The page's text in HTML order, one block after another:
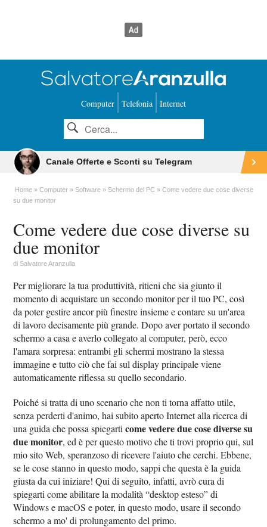
Computer Telefonia Internet
Canale Offerte e Sconti su Telegram
Home Computer Software Schermo del PC
Come vedere due cose diverse
su due monitor
Come vedere due cose diverse su
due monitor
diSalvatore Aranzulla
Per migliorare la tua produttività, ritieni che sia giunto il
momento di acquistare un secondo monitor per il tuo PC, così
da poter gestire ancor più finestre insieme e contare su un'area
di lavoro decisamente più grande. Dopo aver portato il secondo
schermo a casa e averlo collegato al computer, però, ecco
l'amara sorpresa: entrambi gli schermi mostrano la stessa
immagine e tutto ciò che fai sul display principale viene
automaticamente riflessa su quello secondario.
Poiché si tratta di uno scenario che non ti torna affatto utile,
senza perderti d'animo, hai subito aperto Internet alla ricerca di
una guida che possa spiegarticome vedere due cose diverse su
due monitor, ed è per questo motivo che ti trovi proprio qui, sul
mio sito Web, speranzoso di ricevere l'aiuto che cerchi. Ebbene,
se le cose stanno in questo modo, sappi che questa è la guida
giusta da cui iniziare! Qui di seguito, infatti, avrò cura di
spiegarti come abilitare la modalità “desktop esteso” di
Windows e macOS e poter, in questo modo, usare il secondo
schermo a mo' di prolungamento del primo.